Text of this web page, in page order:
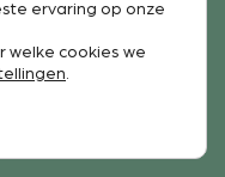
met
voorwaarden
ervaring op onze
welke cookies we
.